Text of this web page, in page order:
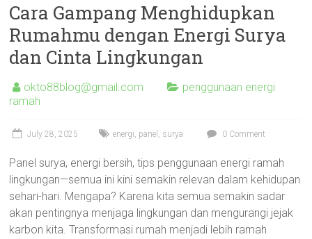
Cara Gampang Menghidupkan
Rumahmu dengan Energi Surya
dan Cinta Lingkungan
okto88blog@gmail.com
penggunaan energi
ramah
July 28, 2025 energi, panel , surya 0 Comment
Panel surya, energi bersih, tips penggunaan energi ramah
lingkungan—semua ini kini semakin relevan dalam kehidupan
sehari-hari. Mengapa? Karena kita semua semakin sadar
akan pentingnya menjaga lingkungan dan mengurangi jejak
karbon kita. Transformasi rumah menjadi lebih ramah